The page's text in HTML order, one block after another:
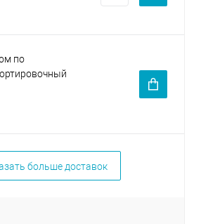
по
больше доставок